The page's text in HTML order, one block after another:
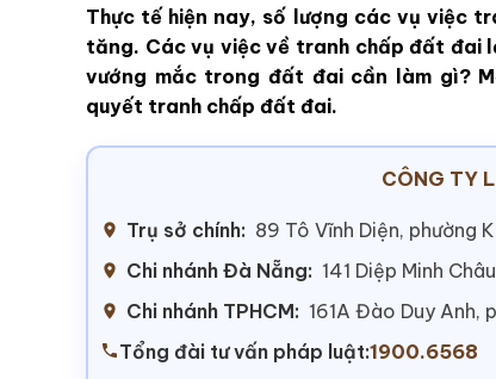
Thực tế hiện nay, số lượng các vụ việc
tăng. Các vụ việc về tranh chấp đất đai
vướng mắc trong đất đai cần làm gì?
quyết tranh chấp đất đai.
CÔNG TY
Trụ sở chính: 89 Tô Vĩnh Diện, phường
Chi nhánh Đà Nẵng: 141 Diệp Minh
Chi nhánh TPHCM: 161A Đào Duy Anh,
Tổng đài tư vấn pháp luật:1900.6568